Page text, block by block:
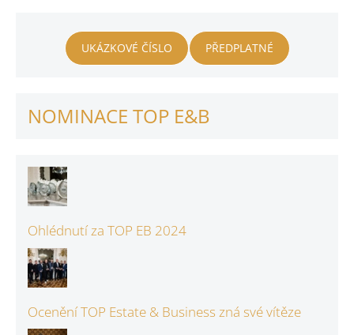
UKÁZKOVÉ ČÍSLO PŘEDPLATNÉ
NOMINACE TOP E&B
Ohlédnutí za TOP EB 2024
Ocenění TOP Estate & Business zná své vítěze